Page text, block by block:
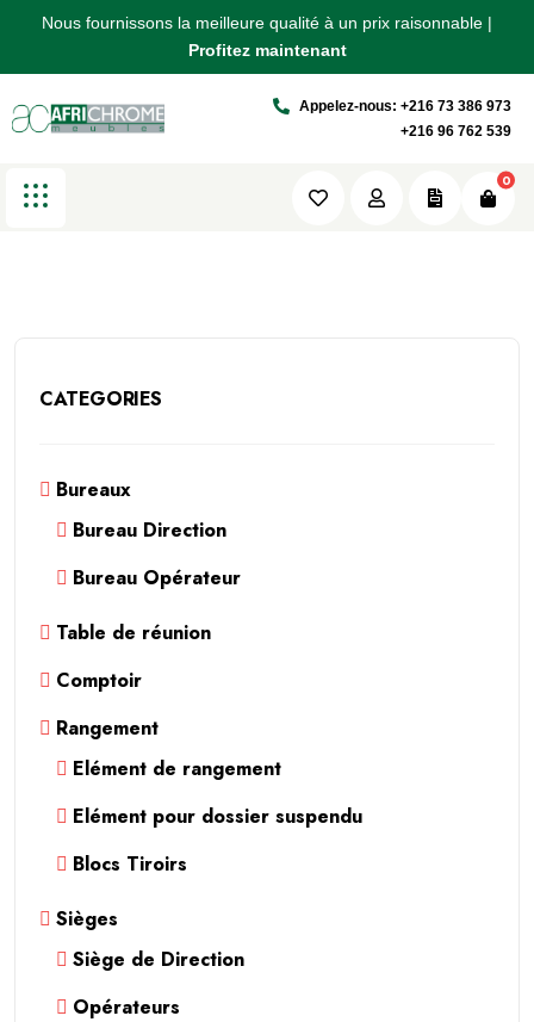
Nous fournissons la meilleure qualité à un prix raisonnable |
Profitez maintenant
Nous fournissons la meilleure qualité à un prix raisonnable |
Profitez maintenant
Nous fournissons la meilleure qualité à un prix raisonnable |
Profitez maintenant
Appelez-nous: +216 73 386 973
+216 96 762 539
0
Blocs Tiroirs
Africhrome Produits
CATEGORIES
Bureaux
Bureau Direction
Bureau Opérateur
Table de réunion
Comptoir
Rangement
Elément de rangement
Elément pour dossier suspendu
Blocs Tiroirs
Sièges
Siège de Direction
Opérateurs